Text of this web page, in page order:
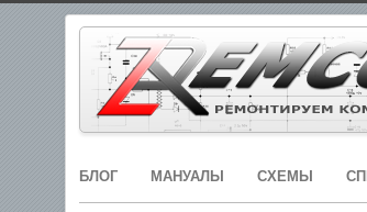
БЛОГ МАНУАЛЫ СХЕМЫ